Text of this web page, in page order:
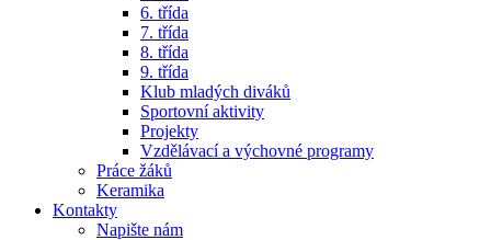
6. třída
7. třída
8. třída
9. třída
Klub mladých diváků
Sportovní aktivity
Projekty
Vzdělávací a výchovné programy
Práce žáků
Keramika
Kontakty
Napište nám